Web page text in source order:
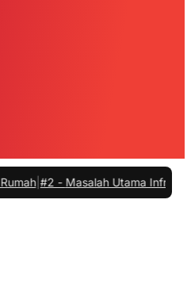
|#2 -Masalah Utama Infrastruktur